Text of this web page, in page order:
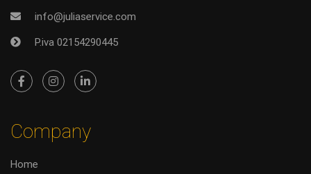
info@juliaservice.com
P.iva 02154290445
Company
Home